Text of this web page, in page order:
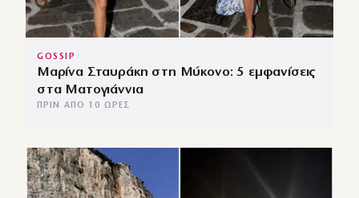
GOSSIP
Μαρίνα Σταυράκη στη Μύκονο: 5 εμφανίσεις
στα Ματογιάννια
ΠΡΙΝ ΑΠΌ 10 ΏΡΕΣ